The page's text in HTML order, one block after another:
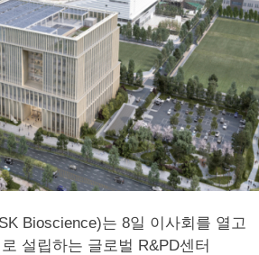
Bioscience)는 8일 이사회를 열고
설립하는 글로벌 R&PD센터